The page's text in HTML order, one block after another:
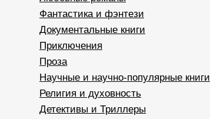
Фантастика и фэнтези
Документальные книги
Приключения
Проза
Научные и научно-популярные книги
Религия и духовность
Детективы и Триллеры